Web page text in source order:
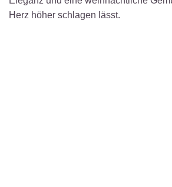
Herz höher schlagen lässt.